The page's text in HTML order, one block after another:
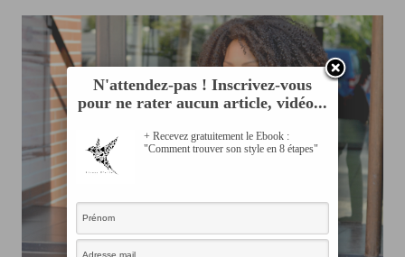
N'attendez-pas ! Inscrivez-vous
pour ne rater aucun article, vidéo...
+ Recevez gratuitement le Ebook :
"Comment trouver son style en 8 étapes"